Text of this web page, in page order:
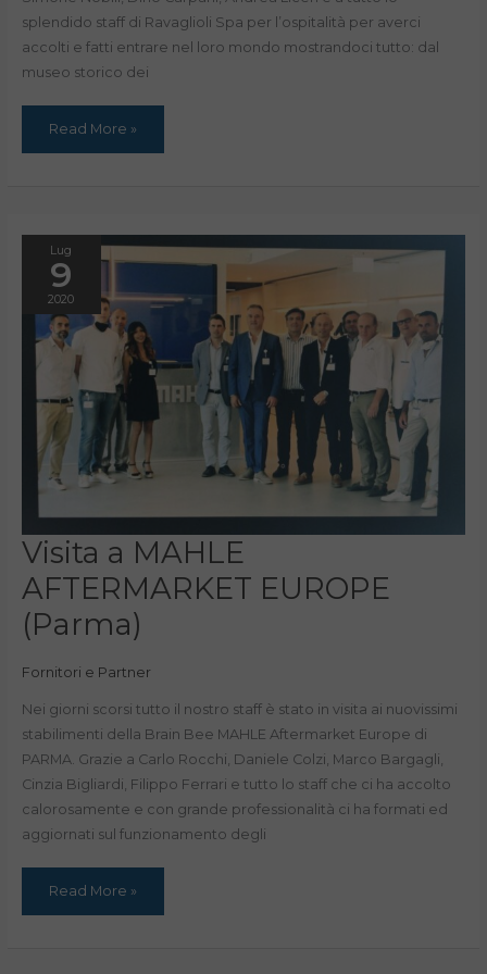
splendido staff di Ravaglioli Spa per l’ospitalità per averci
accolti e fatti entrare nel loro mondo mostrandoci tutto: dal
museo storico dei
Read More »
Lug
9
2020
Visita a MAHLE
AFTERMARKET EUROPE
(Parma)
Fornitori e Partner
Nei giorni scorsi tutto il nostro staff è stato in visita ai nuovissimi
stabilimenti della Brain Bee MAHLE Aftermarket Europe di
PARMA. Grazie a Carlo Rocchi, Daniele Colzi, Marco Bargagli,
Cinzia Bigliardi, Filippo Ferrari e tutto lo staff che ci ha accolto
calorosamente e con grande professionalità ci ha formati ed
aggiornati sul funzionamento degli
Visita
a
MAHLE
AFTERMARKET
EUROPE
Read More »